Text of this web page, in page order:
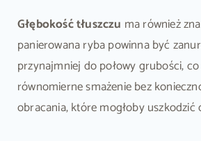
Głębokość tłuszczu ma również
panierowana ryba powinna być
przynajmniej do połowy grubości,
równomierne smażenie bez
obracania, które mogłoby uszkodzić